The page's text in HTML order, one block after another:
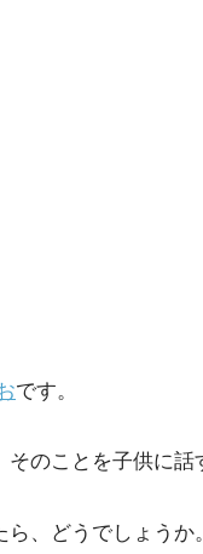
です。
のことを子供に話
、どうでしょうか。